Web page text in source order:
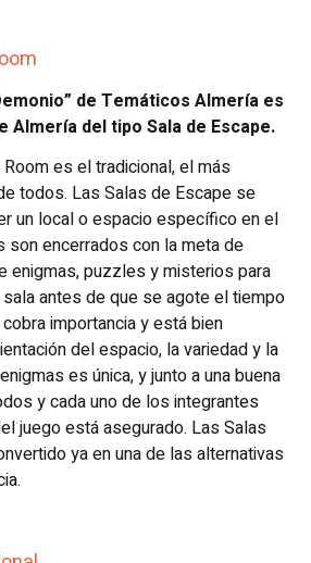
de Temáticos Almería es
Almería del tipo Sala de Escape.
es el tradicional, el más
todos. Las Salas de Escape se
un local o espacio específico en el
son encerrados con la meta de
enigmas, puzzles y misterios para
antes de que se agote el tiempo
importancia y está bien
del espacio, la variedad y la
es única, y junto a una buena
y cada uno de los integrantes
juego está asegurado. Las Salas
ya en una de las alternativas